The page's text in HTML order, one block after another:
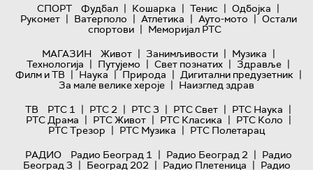
СПОРТ
Фудбал | Кошарка | Тенис | Одбојка |
Рукомет | Ватерполо | Атлетика | Ауто-мото | Остали
спортови | Меморијал РТС
МАГАЗИН
Живот | Занимљивости | Музика |
Технологијa | Путујемо | Свет познатих | Здравље |
Филм и ТВ | Наука | Природа | Дигитални предузетник |
За мале велике хероје | Наизглед здрав
ТВ
РТС 1 | РТС 2 | РТС 3 | РТС Свет | РТС Наука |
РТС Драма | РТС Живот | РТС Класика | РТС Коло |
РТС Трезор | РТС Музика | РТС Полетарац
РАДИО
Радио Београд 1 | Радио Београд 2 | Радио
Београд 3 | Београд 202 | Радио Плетеница | Радио